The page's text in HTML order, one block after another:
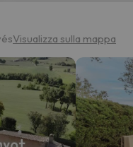
Visualizza sulla mappa